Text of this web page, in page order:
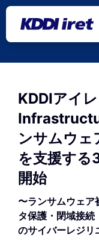
メインコンテンツにス
KDDIアイ
ンサムウェ
を支援する
開始
〜ランサムウェア
タ保護・閉域接続
のサイバーレジリ